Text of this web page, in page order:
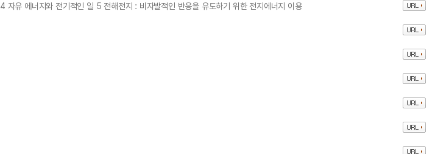
4 자유 에너지와 전기적인 일 5 전해전지 : 비자발적인 반응을 유도하기 위한 전지에너지 이용